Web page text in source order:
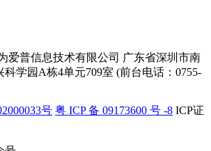
爱普信息技术有限公司 广东省深圳市南
学园A栋4单元709室 (前台电话：0755-
号 粤 ICP 备 09173600 号 -8 ICP证